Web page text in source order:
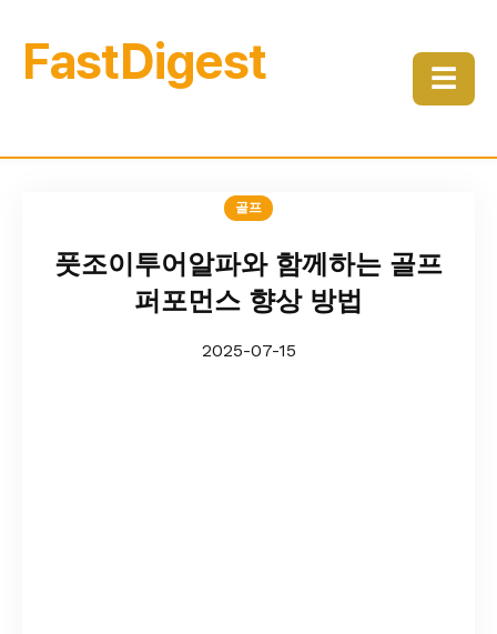
FastDigest ☰
골프
풋조이투어알파와 함께하는 골프
퍼포먼스 향상 방법
2025-07-15